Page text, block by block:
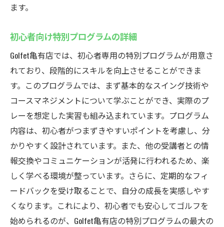
ログラム
初心者向け特別プログラムの内容紹介
基礎から応用までカバーする豊富なメニュ
ー
参加者の体験談から見るプログラムの効果
初心者でも安心して参加できる理由
特別プログラムで得られるスキルと自信
段階的に成長できるカスタマイズプラン
最新ゴルフシミュレーターで雨の日も快適ゴル
天候に左右されないインドアゴルフの魅力
最新のゴルフシミュレーターの技術紹介
ます。
初心者向け特別プログラムの詳細
Golfet亀有店では、初心者専用の特別プログラムが用意さ
れており、段階的にスキルを向上させることができま
す。このプログラムでは、まず基本的なスイング技術や
コースマネジメントについて学ぶことができ、実際のプ
レーを想定した実習も組み込まれています。プログラム
内容は、初心者がつまずきやすいポイントを考慮し、分
かりやすく設計されています。また、他の受講者との情
報交換やコミュニケーションが活発に行われるため、楽
しく学べる環境が整っています。さらに、定期的なフィ
ードバックを受け取ることで、自分の成長を実感しやす
くなります。これにより、初心者でも安心してゴルフを
始められるのが、Golfet亀有店の特別プログラムの最大の